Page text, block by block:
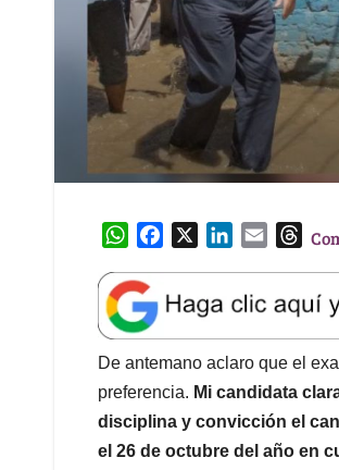
W
a
t
s
A
p
p
e
b
o
o
k
k
e
d
I
n
l
T
e
a
d
s
De antemano aclaro que el
preferencia. Mi candidata
disciplina y convicción el
el 26 de octubre del año en